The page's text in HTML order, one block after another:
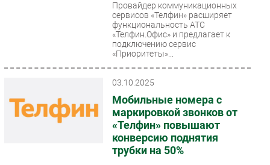
РАЗДЕЛЫ
Провайдер коммуникационных
сервисов «Телфин» расширяет
функциональность АТС
«Телфин.Офис» и предлагает к
подключению сервис
«Приоритеты»...
03.10.2025
Мобильные номера с
маркировкой звонков от
«Телфин» повышают
конверсию поднятия
трубки на 50%